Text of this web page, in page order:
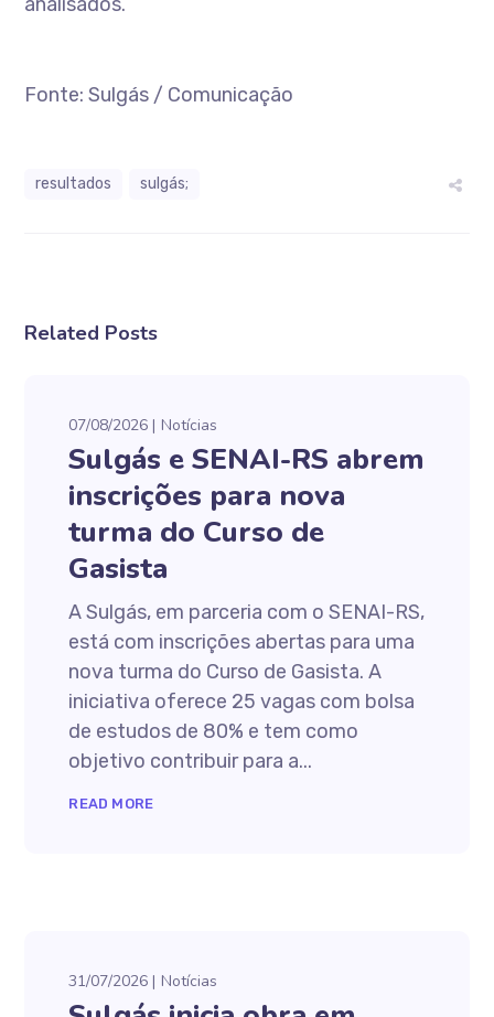
Fonte: Sulgás / Comunicação
resultados sulgás;
Related Posts
07/08/2026 Notícias
Sulgás e SENAI-RS abrem
inscrições para nova
turma do Curso de
Gasista
A Sulgás, em parceria com o SENAI-RS,
está com inscrições abertas para uma
nova turma do Curso de Gasista. A
iniciativa oferece 25 vagas com bolsa
de estudos de 80% e tem como
objetivo contribuir para a...
READ MORE
31/07/2026 Notícias